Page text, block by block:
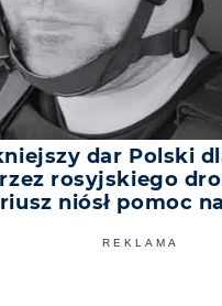
dar Polski
rosyjskiego
niósł pomoc
REKLAMA